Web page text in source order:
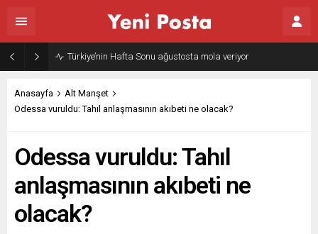
Gazze’nin geleceği: Teknokratik kontrol mü, kolonializm mi?
Anasayfa
Alt Manşet
Odessa vuruldu: Tahıl anlaşmasının akıbeti ne olacak?
Odessa vuruldu: Tahıl
anlaşmasının akıbeti ne
olacak?